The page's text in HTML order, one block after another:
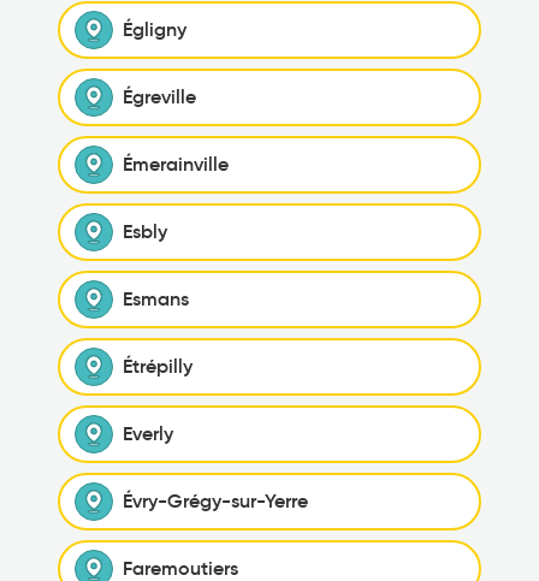
Égligny
Égreville
Émerainville
Esbly
Esmans
Étrépilly
Everly
Évry-Grégy-sur-Yerre
Faremoutiers